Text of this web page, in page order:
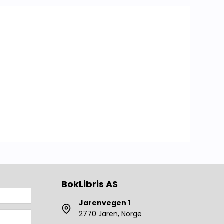
BokLibris AS
Jarenvegen 1
2770 Jaren, Norge